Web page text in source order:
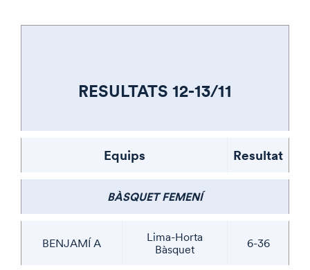
RESULTATS 12-13/11
Equips Resultat
BÀSQUET FEMENÍ
BENJAMÍ A
Lima-Horta
Bàsquet
6-36